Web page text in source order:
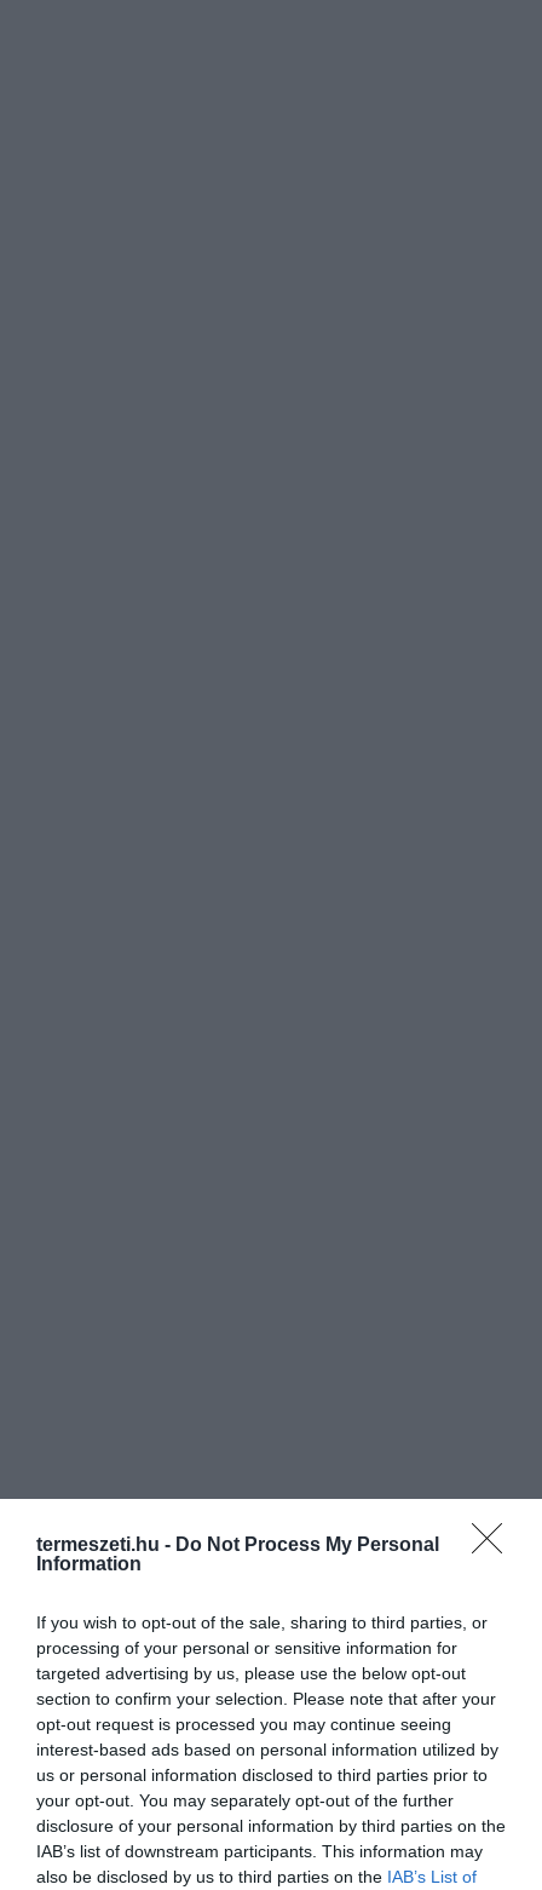
termeszeti.hu - Do Not Process My Personal
Information
If you wish to opt-out of the sale, sharing to third parties, or
processing of your personal or sensitive information for
targeted advertising by us, please use the below opt-out
section to confirm your selection. Please note that after your
opt-out request is processed you may continue seeing
interest-based ads based on personal information utilized by
us or personal information disclosed to third parties prior to
your opt-out. You may separately opt-out of the further
disclosure of your personal information by third parties on the
IAB’s list of downstream participants. This information may
also be disclosed by us to third parties on the IAB’s List of